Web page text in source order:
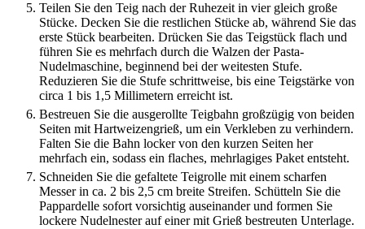
Teilen Sie den Teig nach der Ruhezeit in vier gleich große
Stücke. Decken Sie die restlichen Stücke ab, während Sie das
erste Stück bearbeiten. Drücken Sie das Teigstück flach und
führen Sie es mehrfach durch die Walzen der Pasta-
Nudelmaschine, beginnend bei der weitesten Stufe.
Reduzieren Sie die Stufe schrittweise, bis eine Teigstärke von
circa 1 bis 1,5 Millimetern erreicht ist.
Bestreuen Sie die ausgerollte Teigbahn großzügig von beiden
Seiten mit Hartweizengrieß, um ein Verkleben zu verhindern.
Falten Sie die Bahn locker von den kurzen Seiten her
mehrfach ein, sodass ein flaches, mehrlagiges Paket entsteht.
Schneiden Sie die gefaltete Teigrolle mit einem scharfen
Messer in ca. 2 bis 2,5 cm breite Streifen. Schütteln Sie die
Pappardelle sofort vorsichtig auseinander und formen Sie
lockere Nudelnester auf einer mit Grieß bestreuten Unterlage.